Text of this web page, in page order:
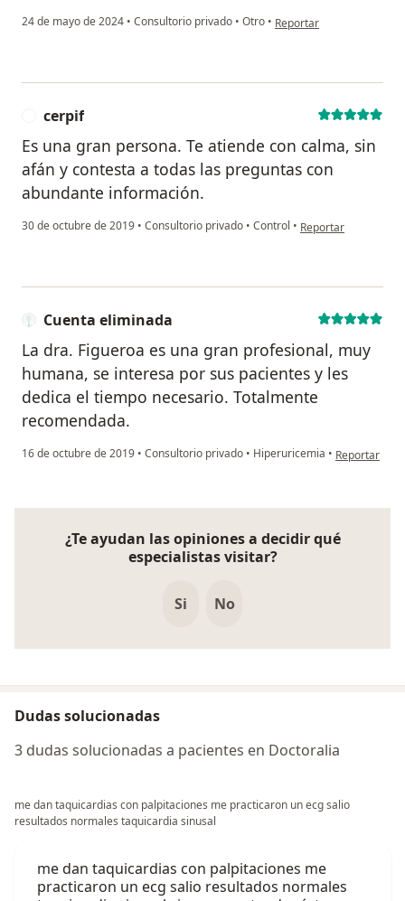
24 de mayo de 2024 • Consultorio privado • Otro • en opinión del usuario
Reportar
cerpif
Es una gran persona. Te atiende con calma, sin
afán y contesta a todas las preguntas con
abundante información.
30 de octubre de 2019 • Consultorio privado • Control • en opinión del
Reportar
Cuenta eliminada
La dra. Figueroa es una gran profesional, muy
humana, se interesa por sus pacientes y les
dedica el tiempo necesario. Totalmente
recomendada.
16 de octubre de 2019 • Consultorio privado • Hiperuricemia • en opinión
Reportar
¿Te ayudan las opiniones a decidir qué
especialistas visitar?
Si No
Dudas solucionadas
3 dudas solucionadas a pacientes en Doctoralia
me dan taquicardias con palpitaciones me practicaron un ecg salio
resultados normales taquicardia sinusal
me dan taquicardias con palpitaciones me
practicaron un ecg salio resultados normales